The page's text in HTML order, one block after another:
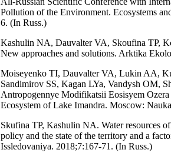
Pollution of the Environment. Ecosystems
6. (In Russ.)
Kashulin NA, Dauvalter VA, Skoufina TP,
New approaches and solutions. Arktika
Moiseyenko TI, Dauvalter VA, Lukin AA,
Sandimirov SS, Kagan LYa, Vandysh OM,
Antropogennye Modifikatsii Eosisyem
Ecosystem of Lake Imandra. Moscow:
Skufina TP, Kashulin NA. Water resources
policy and the state of the territory and a
Issledovaniya. 2018;7:167-71. (In Russ.)